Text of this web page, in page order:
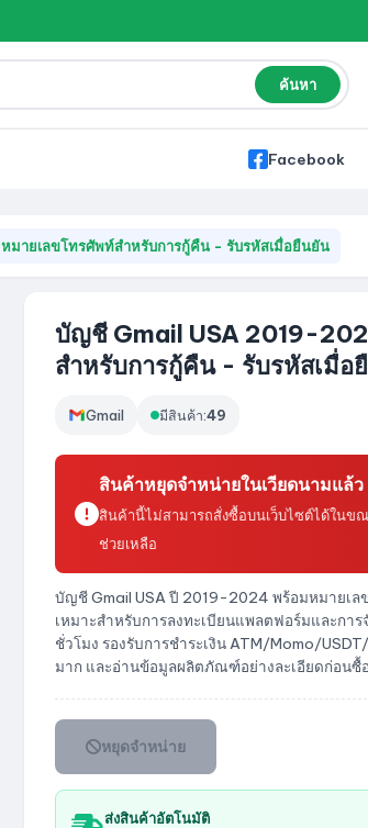
ค้นหา
Facebook
ายเลขโทรศัพท์สำหรับการกู้คืน - รับรหัสเมื่อยืนยัน
บัญชี Gmail USA 2019-
สำหรับการกู้คืน - รับรหัสเมื่อ
Gmail มีสินค้า:49
สินค้าหยุดจำหน่ายในเวียดนามแล้ว
สินค้านี้ไม่สามารถสั่งซื้อบนเว็บไซต์ได้ในข
ช่วยเหลือ
บัญชี Gmail USA ปี 2019-2024 พร้อมหมายเล
เหมาะสำหรับการลงทะเบียนแพลตฟอร์มและก
ชั่วโมง รองรับการชำระเงิน ATM/Momo/
มาก และอ่านข้อมูลผลิตภัณฑ์อย่างละเอียดก่อนซื้อ
หยุดจำหน่าย
ส่งสินค้าอัตโนมัติ